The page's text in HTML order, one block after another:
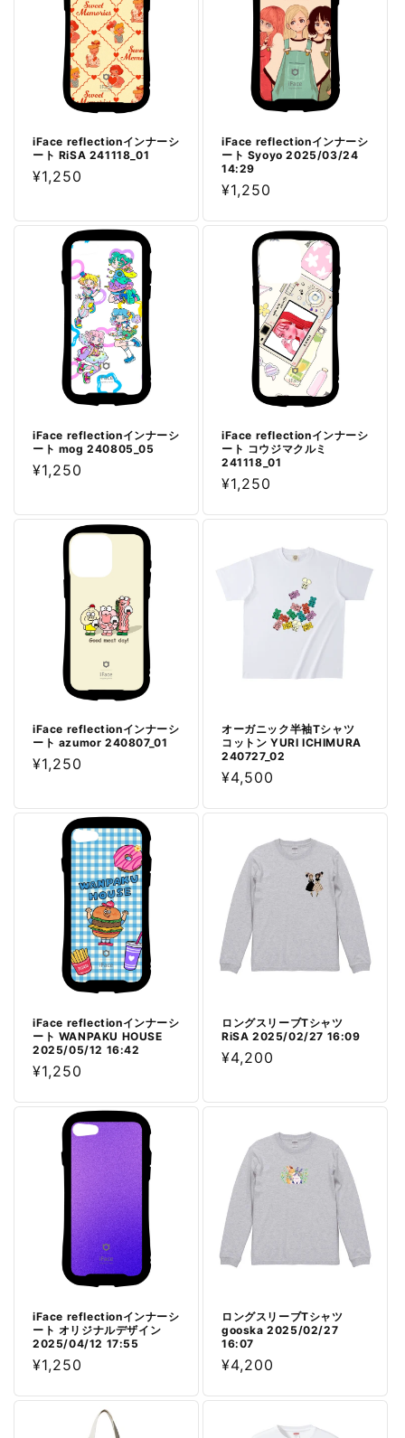
iFace reflectionインナーシ
ート RiSA 241118_01
通
価
¥1,250
iFace reflectionインナーシ
ート Syoyo 2025/03/24
14:29
通
価
¥1,250
iFace reflectionインナーシ
ート mog 240805_05
通
価
¥1,250
iFace reflectionインナーシ
ート コウジマクルミ
241118_01
通
価
¥1,250
iFace reflectionインナーシ
ート azumor 240807_01
通
価
¥1,250
オーガニック半袖Tシャツ
コットン YURI ICHIMURA
240727_02
通
価
¥4,500
iFace reflectionインナーシ
ート WANPAKU HOUSE
2025/05/12 16:42
通
価
¥1,250
ロングスリーブTシャツ
RiSA 2025/02/27 16:09
通
価
¥4,200
iFace reflectionインナーシ
ート オリジナルデザイン
2025/04/12 17:55
通
価
¥1,250
ロングスリーブTシャツ
gooska 2025/02/27
16:07
通
価
¥4,200